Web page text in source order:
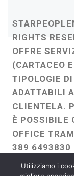
RIGHTS
OFFRE
(CARTACEO
TIPOLOGIE
ADATTABILI
CLIENTELA.
È POSSIBILE
OFFICE
389 6493830
Utilizziamo i